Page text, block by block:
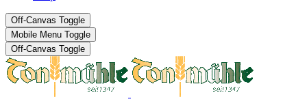
Off-Canvas Toggle
Mobile Menu Toggle
Off-Canvas Toggle